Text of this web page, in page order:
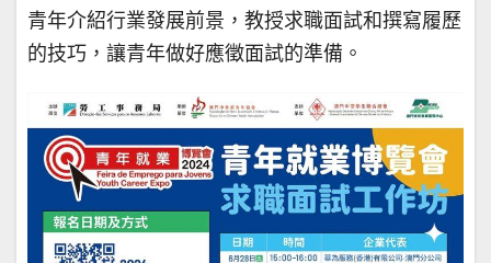
青年介紹行業發展前景，教授求職面試和撰寫履歷
的技巧，讓青年做好應徵面試的準備。